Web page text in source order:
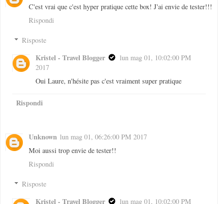
C'est vrai que c'est hyper pratique cette box! J'ai envie de tester!!!
Rispondi
Risposte
Kristel - Travel Blogger
lun mag 01, 10:02:00 PM
2017
Oui Laure, n'hésite pas c'est vraiment super pratique
Rispondi
Unknown lun mag 01, 06:26:00 PM 2017
Moi aussi trop envie de tester!!
Rispondi
Risposte
Kristel - Travel Blogger lun mag 01, 10:02:00 PM